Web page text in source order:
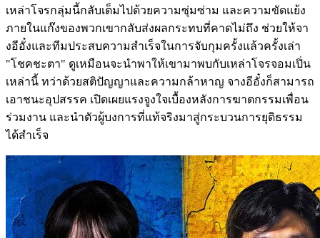
เหล่าโจรกลุ่มนี้กลับเต็มไปด้วยความซุ่มซ่าม และความขัดแย้ง
ภายในแก๊งของพวกเขากลับส่งผลกระทบที่คาดไม่ถึง ช่วยให้จา
งอีอั๋งและทีมประสบความสำเร็จในการจับกุมครั้งแล้วครั้งเล่า
"โชคชะตา" ดูเหมือนจะนำพาให้เขามาพบกับเหล่าโจรจอมเปิ่น
เหล่านี้ ทว่าด้วยสติปัญญาและความกล้าหาญ จางอีอั๋งก็สามารถ
เอาชนะอุปสรรค เปิดเผยแรงจูงใจเบื้องหลังการฆาตกรรมเพื่อน
ร่วมงาน และนำตัวผู้บงการที่แท้จริงมาสู่กระบวนการยุติธรรม
ได้สำเร็จ